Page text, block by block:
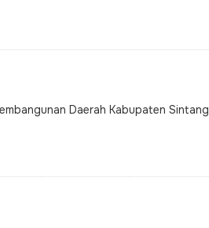
Daerah Kabupaten Sintang